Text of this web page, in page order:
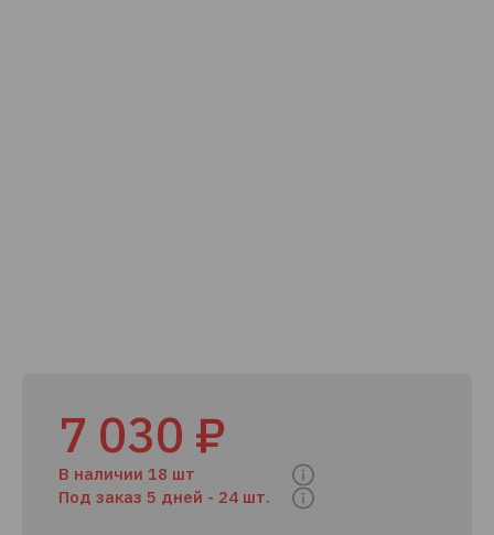
7 030 ₽
В наличии 18 шт
Под заказ 5 дней - 24 шт.